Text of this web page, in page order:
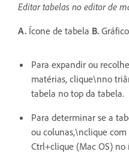
Editar tabelas no editor de
A. Ícone de tabela B.
Para expandir ou
matérias, clique\nno
tabela no top da tabela.
Para determinar se a
ou colunas,\nclique
Ctrl+clique (Mac OS)